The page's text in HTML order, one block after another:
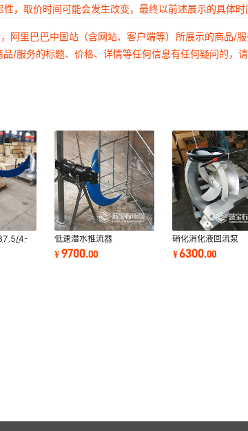
，取价时间可能会发生改变，最终以前述展示的具体时
阿里巴巴中国站（含网站、客户端等）所展示的商品
/服务的标题、价格、详情等任何信息有任何疑问的
4-
耦合
低速潜水推流器
QDTXG1800/35-3/G
QJT潜水推流机 LFP低速推
¥9700.00
硝化消化液回流泵
QHB400/720-
好循环泵 潜水混合液
¥6300.00